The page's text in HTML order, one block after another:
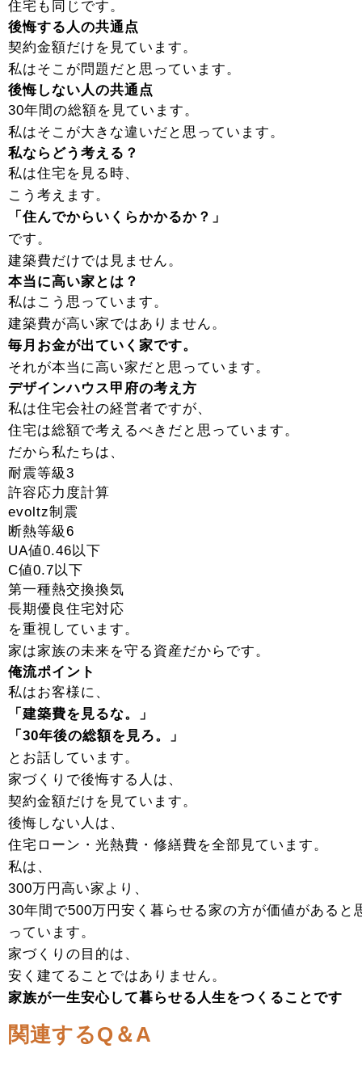
住宅も同じです。
後悔する人の共通点
契約金額だけを見ています。
私はそこが問題だと思っています。
後悔しない人の共通点
30年間の総額を見ています。
私はそこが大きな違いだと思っています。
私ならどう考える？
私は住宅を見る時、
こう考えます。
「住んでからいくらかかるか？」
です。
建築費だけでは見ません。
本当に高い家とは？
私はこう思っています。
建築費が高い家ではありません。
毎月お金が出ていく家です。
それが本当に高い家だと思っています。
デザインハウス甲府の考え方
私は住宅会社の経営者ですが、
住宅は総額で考えるべきだと思っています。
だから私たちは、
耐震等級3
許容応力度計算
evoltz制震
断熱等級6
UA値0.46以下
C値0.7以下
第一種熱交換換気
長期優良住宅対応
を重視しています。
家は家族の未来を守る資産だからです。
俺流ポイント
私はお客様に、
「建築費を見るな。」
「30年後の総額を見ろ。」
とお話しています。
家づくりで後悔する人は、
契約金額だけを見ています。
後悔しない人は、
住宅ローン・光熱費・修繕費を全部見ています。
私は、
300万円高い家より、
30年間で500万円安く暮らせる家の方が価値があると
っています。
家づくりの目的は、
安く建てることではありません。
家族が一生安心して暮らせる人生をつくることです
関連するQ＆A